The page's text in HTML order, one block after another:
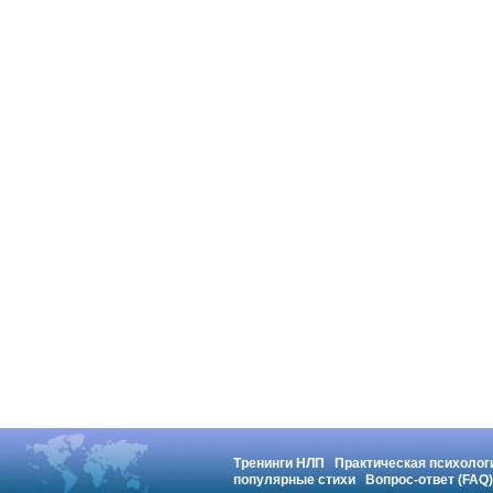
Тренинги НЛП
Практическая
популярные стихи
Вопрос-ответ (FAQ)